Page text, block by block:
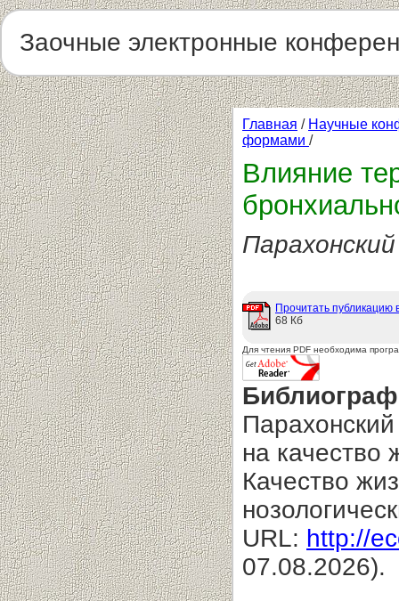
Заочные электронные
Главная / Научные
формами /
Влияние
Прочитать публикацию
68 Кб
Для чтения PDF необходима
на качество
Качество
URL: http://
07.08.2026).